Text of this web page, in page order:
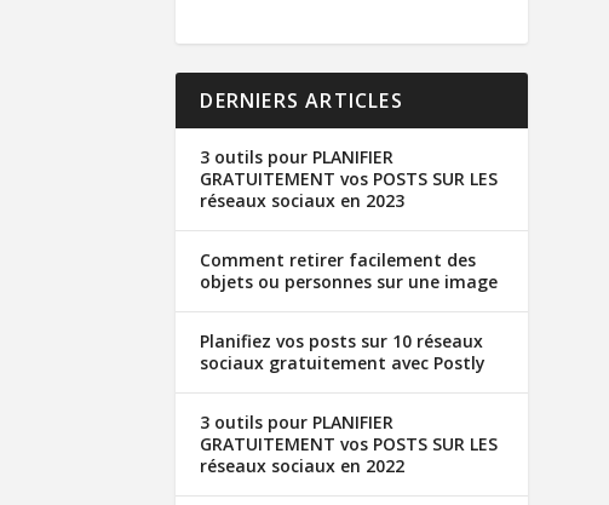
DERNIERS ARTICLES
3 outils pour PLANIFIER
GRATUITEMENT vos POSTS SUR LES
réseaux sociaux en 2023
Comment retirer facilement des
objets ou personnes sur une image
Planifiez vos posts sur 10 réseaux
sociaux gratuitement avec Postly
3 outils pour PLANIFIER
GRATUITEMENT vos POSTS SUR LES
réseaux sociaux en 2022